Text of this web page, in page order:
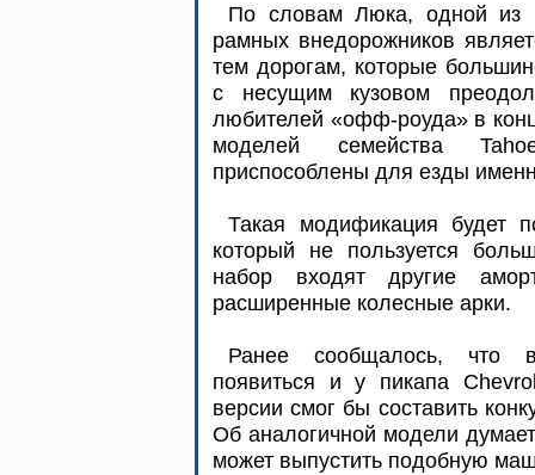
По словам Люка, одной из
рамных внедорожников
тем дорогам, которые
с несущим кузовом
любителей «офф-роуда» в
моделей семейства
приспособлены для езды
Такая модификация будет
который не пользуется
набор входят другие
расширенные колесные арки.
Ранее сообщалось, что
появиться и у пикапа
версии смог бы составить
Об аналогичной модели
может выпустить подобную